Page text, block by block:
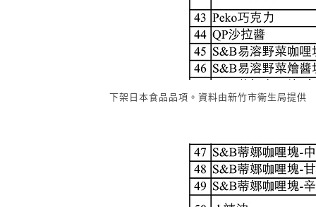
下架日本食品品項。資料由新竹市衛生局提供